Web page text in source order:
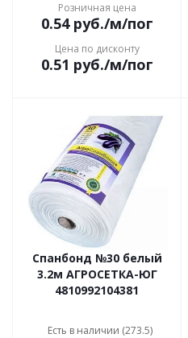
Розничная цена
0.54руб./м/пог
Цена по дисконту
0.51 руб./м/пог
Спанбонд №30 белый
3.2м АГРОСЕТКА-ЮГ
4810992104381
Есть в наличии (273.5)